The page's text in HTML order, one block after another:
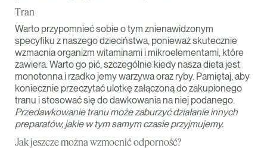
Tran
Warto przypomnieć sobie o tym znienawidzonym
specyfiku z naszego dzieciństwa, ponieważ skutecznie
wzmacnia organizm witaminami i mikroelementami, które
zawiera. Warto go pić, szczególnie kiedy nasza dieta jest
monotonna i rzadko jemy warzywa oraz ryby. Pamiętaj, aby
koniecznie przeczytać ulotkę załączoną do zakupionego
tranu i stosować się do dawkowania na niej podanego.
Przedawkowanie tranu może zaburzyć działanie innych
preparatów, jakie w tym samym czasie przyjmujemy.
Jak jeszcze można wzmocnić odporność?